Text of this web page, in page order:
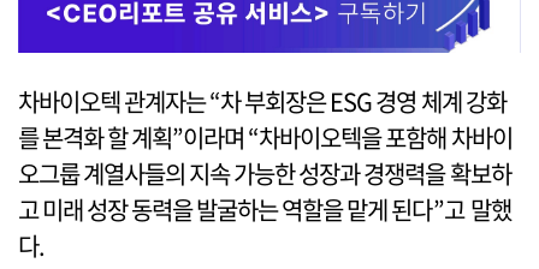
차바이오텍 관계자는 “차 부회장은 ESG 경영 체계 강화
를 본격화 할 계획”이라며 “차바이오텍을 포함해 차바이
오그룹 계열사들의 지속 가능한 성장과 경쟁력을 확보하
고 미래 성장 동력을 발굴하는 역할을 맡게 된다”고 말했
다.